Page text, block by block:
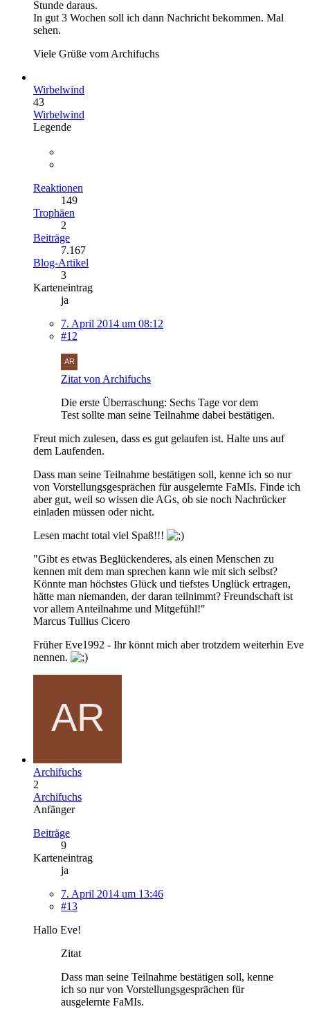
Stunde daraus.
In gut 3 Wochen soll ich dann Nachricht bekommen. Mal
sehen.
Viele Grüße vom Archifuchs
Wirbelwind
43
Wirbelwind
Legende
Reaktionen
149
Trophäen
2
Beiträge
7.167
Blog-Artikel
3
Karteneintrag
ja
7. April 2014 um 08:12
#12
Zitat von Archifuchs
Die erste Überraschung: Sechs Tage vor dem
Test sollte man seine Teilnahme dabei bestätigen.
Freut mich zulesen, dass es gut gelaufen ist. Halte uns auf
dem Laufenden.
Dass man seine Teilnahme bestätigen soll, kenne ich so nur
von Vorstellungsgesprächen für ausgelernte FaMIs. Finde ich
aber gut, weil so wissen die AGs, ob sie noch Nachrücker
einladen müssen oder nicht.
Lesen macht total viel Spaß!!!
"Gibt es etwas Beglückenderes, als einen Menschen zu
kennen mit dem man sprechen kann wie mit sich selbst?
Könnte man höchstes Glück und tiefstes Unglück ertragen,
hätte man niemanden, der daran teilnimmt? Freundschaft ist
vor allem Anteilnahme und Mitgefühl!"
Marcus Tullius Cicero
Früher Eve1992 - Ihr könnt mich aber trotzdem weiterhin Eve
nennen.
Archifuchs
2
Archifuchs
Anfänger
Beiträge
9
Karteneintrag
ja
7. April 2014 um 13:46
#13
Hallo Eve!
Zitat
Dass man seine Teilnahme bestätigen soll, kenne
ich so nur von Vorstellungsgesprächen für
ausgelernte FaMIs.